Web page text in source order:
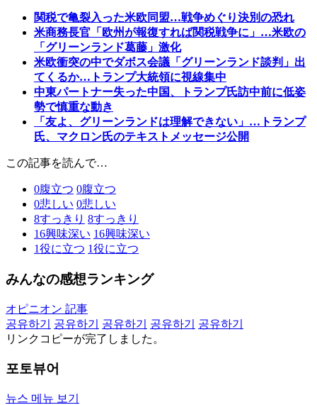
関税で亀裂入った米欧同盟…戦争めぐり決別の恐れ
米商務長官「欧州が報復すれば関税戦争に」…米欧の
「グリーンランド葛藤」激化
米欧衝突の中でダボス会議「グリーンランド談判」出
てくるか…トランプ大統領に視線集中
中東パートナー失った中国、トランプ氏訪中前に低姿
勢で慎重な動き
「友よ、グリーンランドは理解できない」…トランプ
氏、マクロン氏のテキストメッセージ公開
この記事を読んで…
0腹立つ 0腹立つ
0悲しい 0悲しい
8すっきり 8すっきり
16興味深い 16興味深い
1役に立つ 1役に立つ
みんなの感想ランキング
オピニオン 記事
공유하기
공유하기 공유하기 공유하기
공유하기
リンクコピーが完了しました。
포토뷰어
뉴스 메뉴 보기